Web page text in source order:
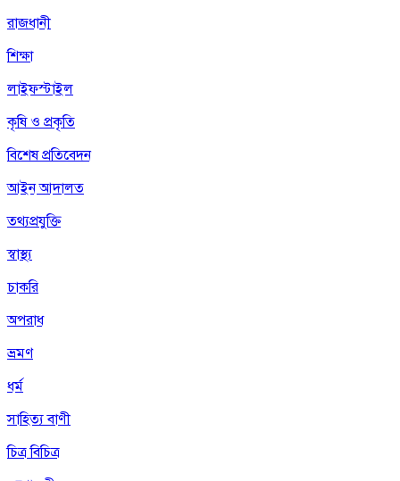
রাজধানী
শিক্ষা
লাইফস্টাইল
কৃষি ও প্রকৃতি
বিশেষ প্রতিবেদন
আইন আদালত
তথ্যপ্রযুক্তি
স্বাস্থ্য
চাকরি
অপরাধ
ভ্রমণ
ধর্ম
সাহিত্য বাণী
চিত্র বিচিত্র